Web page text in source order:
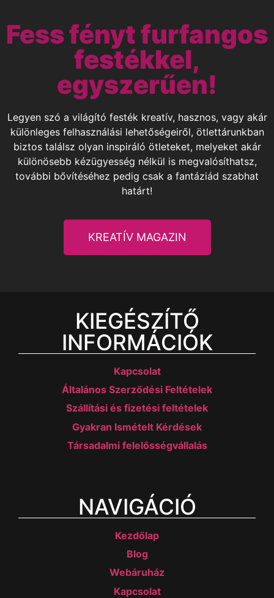
Fess fényt furfangos
festékkel,
egyszerűen!
Legyen szó a világító festék kreatív, hasznos, vagy akár
különleges felhasználási lehetőségeiről, ötlettárunkban
biztos találsz olyan inspiráló ötleteket, melyeket akár
különösebb kézügyesség nélkül is megvalósíthatsz,
további bővítéséhez pedig csak a fantáziád szabhat
határt!
KREATÍV MAGAZIN
KIEGÉSZÍTŐ
INFORMÁCIÓK
Kapcsolat
Általános Szerződési Feltételek
Szállítási és fizetési feltételek
Gyakran Ismételt Kérdések
Társadalmi felelősségvállalás
NAVIGÁCIÓ
Kezdőlap
Blog
Webáruház
Kapcsolat